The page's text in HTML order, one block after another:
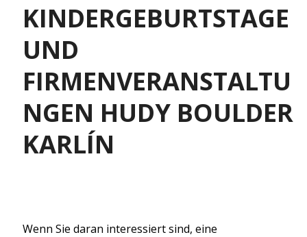
KINDERGEBURTSTAGE
UND
FIRMENVERANSTALTU
NGEN HUDY BOULDER
KARLÍN
Wenn Sie daran interessiert sind, eine